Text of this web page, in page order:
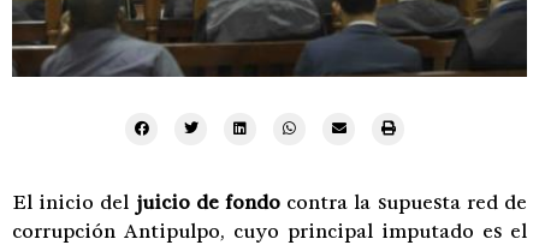
El inicio del juicio de fondo contra la supuesta red de
corrupción Antipulpo, cuyo principal imputado es el